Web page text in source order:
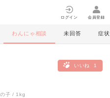
ログイン 会員登録
わんにゃ相談 未回答 症状
いいね 1
子 1kg